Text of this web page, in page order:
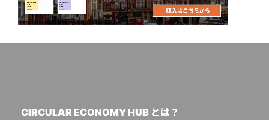
CIRCULAR ECONOMY HUB とは？